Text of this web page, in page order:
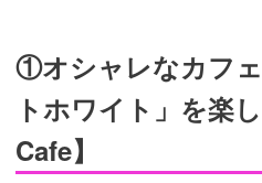
①オシャレなカフ
トホワイト」を楽
Cafe】